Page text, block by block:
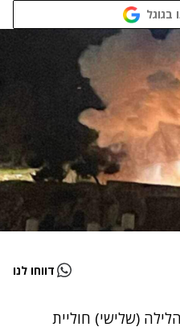
בגוגל
דווחו לנו
(שלישי) חוליית